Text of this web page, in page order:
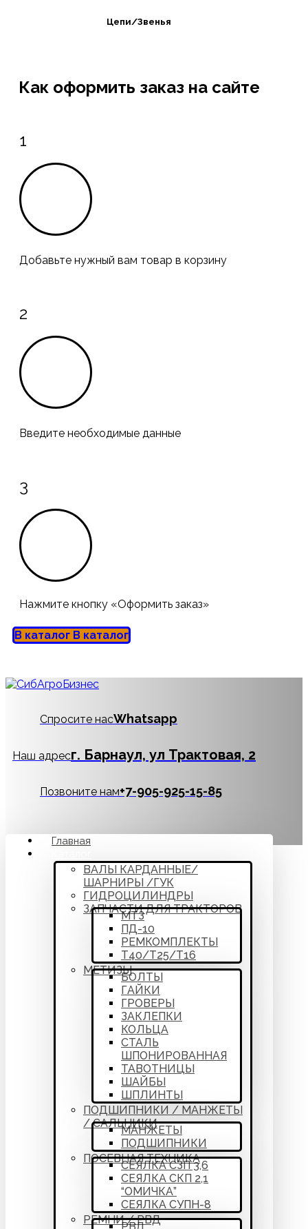
Цепи/Звенья
Как оформить заказ на сайте
1
Добавьте нужный вам товар в корзину
2
Введите необходимые данные
3
Нажмите кнопку «Оформить заказ»
В каталог В каталог
Спросите насWhatsapp
Наш адресг. Барнаул, ул Трактовая, 2
Позвоните нам‪+7-905-925-15-85
Главная
ВАЛЫ КАРДАННЫЕ/
ШАРНИРЫ /ГУК
ГИДРОЦИЛИНДРЫ
ЗАПЧАСТИ ДЛЯ ТРАКТОРОВ
МТЗ
ПД-10
РЕМКОМПЛЕКТЫ
Т40/Т25/Т16
МЕТИЗЫ
БОЛТЫ
ГАЙКИ
ГРОВЕРЫ
ЗАКЛЕПКИ
КОЛЬЦА
СТАЛЬ
ШПОНИРОВАННАЯ
ТАВОТНИЦЫ
ШАЙБЫ
ШПЛИНТЫ
ПОДШИПНИКИ / МАНЖЕТЫ
/ САЛЬНИКИ
МАНЖЕТЫ
ПОДШИПНИКИ
ПОСЕВНАЯ ТЕХНИКА
СЕЯЛКА СЗП 3,6
СЕЯЛКА СКП 2,1
“ОМИЧКА”
СЕЯЛКА СУПН-8
РЕМНИ / РВД
РВД